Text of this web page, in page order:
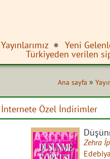
Yeni
Türkiyeden verilen
Ana sayfa »
İnternete Özel İndirimler
Zehra